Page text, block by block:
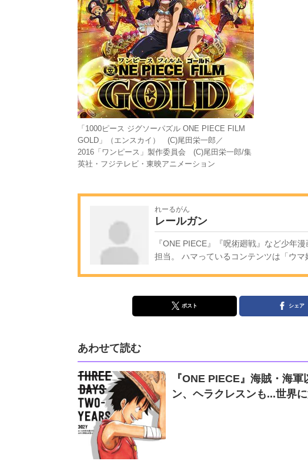
「1000ピース ジグソーパズル ONE PIECE FILM
GOLD」（エンスカイ） (C)尾田栄一郎／
2016「ワンピース」製作委員会 (C)尾田栄一郎/集
英社・フジテレビ・東映アニメーション
れーるがん
レールガン
『ONE PIECE』『呪術廻戦』など少年
担当。 ハマっているコンテンツは「ウマ
ポスト シェア
あわせて読む
『ONE PIECE』海賊・海
ン、ヘラクレスンも...世界